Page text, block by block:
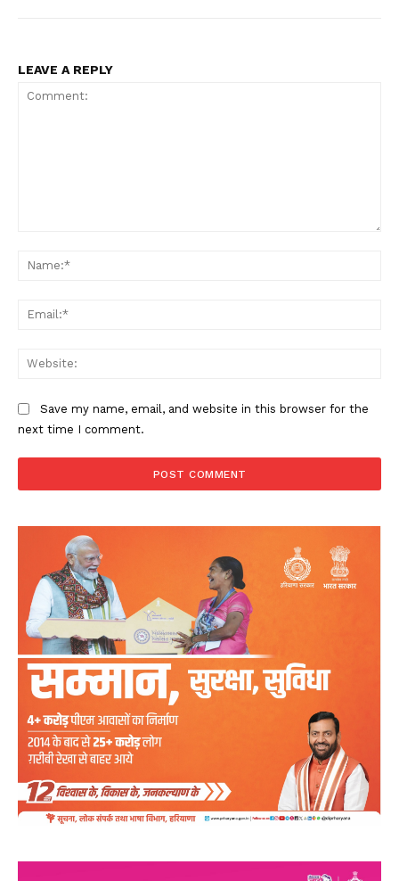
LEAVE A REPLY
Save my name, email, and website in this browser for the
next time I comment.